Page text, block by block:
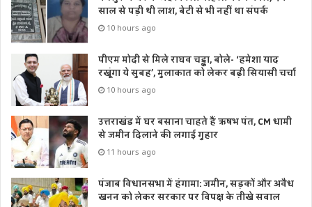
साल से पड़ी थी लाश, बेटी से भी नहीं था संपर्क
10 hours ago
पीएम मोदी से मिले राघव चड्ढा, बोले- ‘हमेशा याद
रखूंगा ये सुबह’, मुलाकात को लेकर बढ़ी सियासी चर्चा
10 hours ago
उत्तराखंड में घर बसाना चाहते हैं ऋषभ पंत, CM धामी
से जमीन दिलाने की लगाई गुहार
11 hours ago
पंजाब विधानसभा में हंगामा: जमीन, सड़कों और अवैध
खनन को लेकर सरकार पर विपक्ष के तीखे सवाल